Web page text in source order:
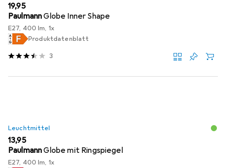
EUR
19,95
PaulmannGlobe Inner Shape
E27, 400 lm, 1x
Produktdatenblatt
3
Leuchtmittel
EUR
13,95
PaulmannGlobe mit Ringspiegel
E27, 400 lm, 1x